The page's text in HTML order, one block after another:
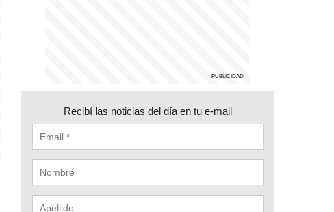
Recibí las noticias del día en tu e-mail